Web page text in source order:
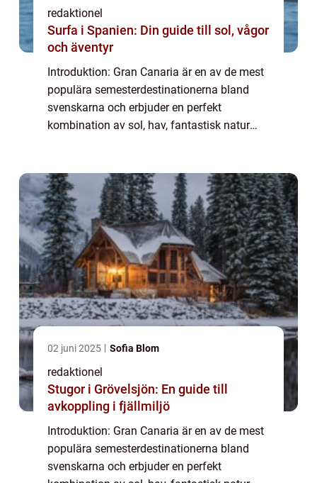
redaktionel
Surfa i Spanien: Din guide till sol, vågor
och äventyr
Introduktion: Gran Canaria är en av de mest
populära semesterdestinationerna bland
svenskarna och erbjuder en perfekt
kombination av sol, hav, fantastisk natur
par...
02 juni 2025 Sofia Blom
redaktionel
Stugor i Grövelsjön: En guide till
avkoppling i fjällmiljö
Introduktion: Gran Canaria är en av de mest
populära semesterdestinationerna bland
svenskarna och erbjuder en perfekt